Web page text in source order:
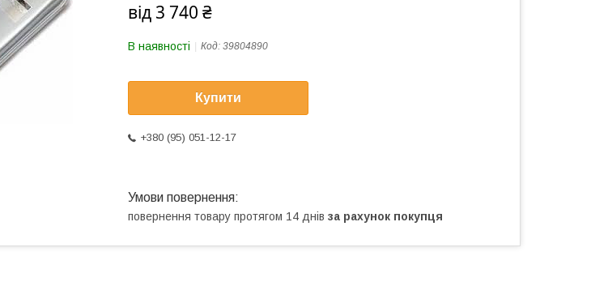
від 3 740 ₴
В наявності Код: 39804890
Купити
+380 (95) 051-12-17
повернення товару протягом 14 днів за рахунок покупця